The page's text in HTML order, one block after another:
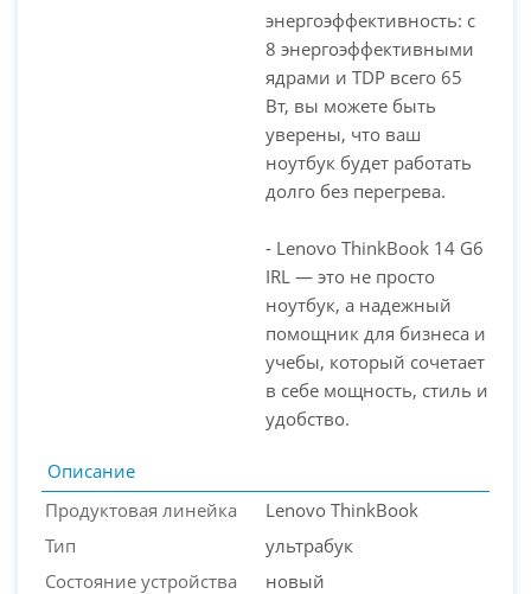
энергоэффективность: с
8 энергоэффективными
ядрами и TDP всего 65
Вт, вы можете быть
уверены, что ваш
ноутбук будет работать
долго без перегрева.
- Lenovo ThinkBook 14 G6
IRL — это не просто
ноутбук, а надежный
помощник для бизнеса и
учебы, который сочетает
в себе мощность, стиль и
удобство.
Описание
Продуктовая линейка
Lenovo ThinkBook
Тип
ультрабук
Состояние устройства
новый